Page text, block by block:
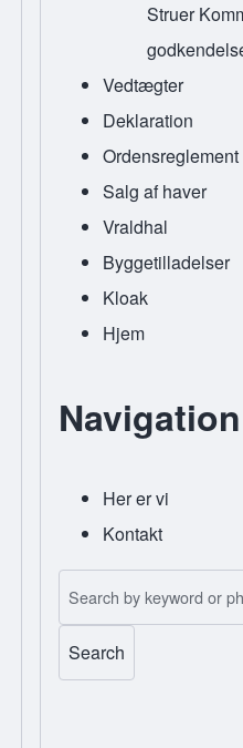
Struer
Vedtægter
Deklaration
Ordensreglement
Salg af haver
Vraldhal
Byggetilladelser
Kloak
Hjem
Navigation
Her er vi
Kontakt
Search